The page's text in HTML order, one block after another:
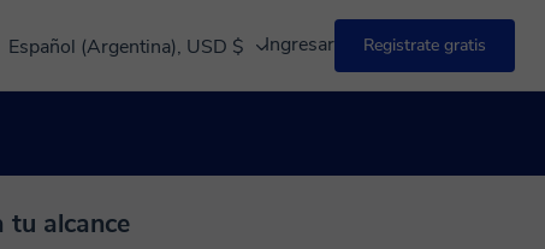
Español (Argentina), USD $ Ingresar Registrate gratis
tu alcance